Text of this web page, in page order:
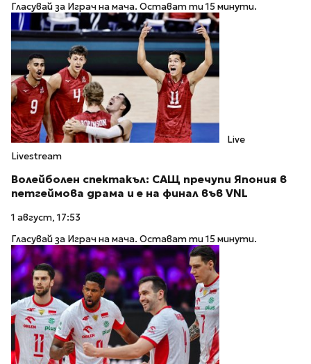
Гласувай за Играч на мача. Остават ти 15 минути.
Live
Livestream
Волейболен спектакъл: САЩ пречупи Япония в
петгеймова драма и е на финал във VNL
1 август, 17:53
Гласувай за Играч на мача. Остават ти 15 минути.